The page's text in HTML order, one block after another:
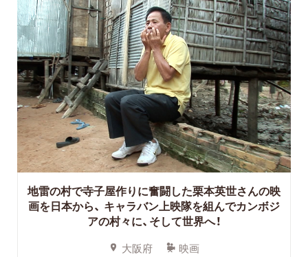
地雷の村で寺子屋作りに奮闘した栗本英世さんの映
画を日本から、 キャラバン上映隊を組んでカンボジ
アの村々に、そして世界へ！
大阪府 映画